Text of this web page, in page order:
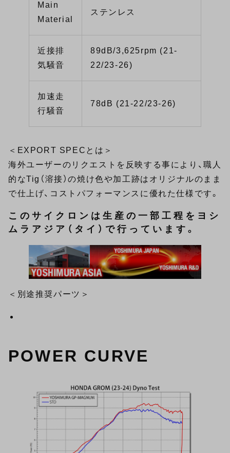
Main
Material
ステンレス
近接排
気騒音
89dB/3,625rpm (21-
22/23-26)
加速走
行騒音
78dB (21-22/23-26)
＜EXPORT SPECとは＞
海外ユーザーのリクエストを反映する事により、職人
的なTig（溶接）の焼け色や加工跡はオリジナルのまま
で仕上げ、コストパフォーマンスに優れた仕様です。
このサイクロンは生産の一部工程をヨシ
ムラアジア（タイ）で行っています。
＜別途推奨パーツ＞
POWER CURVE